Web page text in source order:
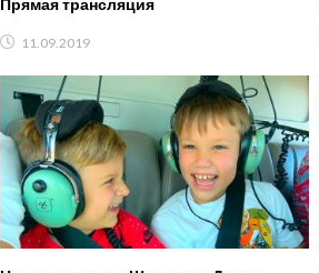
Прямая трансляция
11.09.2019